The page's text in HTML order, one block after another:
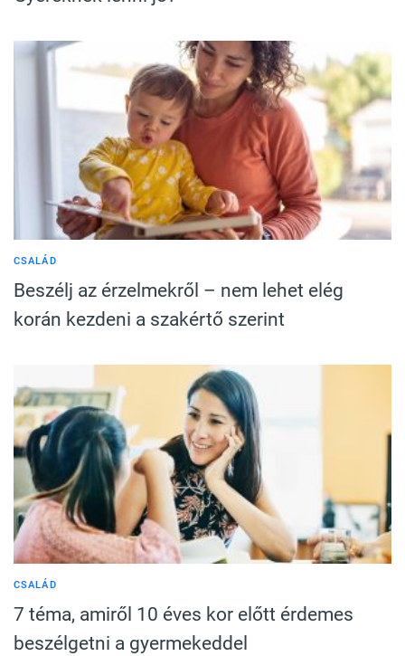
CSALÁD
Beszélj az érzelmekről – nem lehet elég
korán kezdeni a szakértő szerint
CSALÁD
7 téma, amiről 10 éves kor előtt érdemes
beszélgetni a gyermekeddel